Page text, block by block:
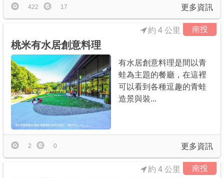
更多資訊
422 17
南投
桃米有水居創意料理
約 4 公里
有水居創意料理是間以青
蛙為主題的餐廳，在這裡
可以看到各種逗趣的青蛙
造景與裝...
更多資訊
2 0
南投
約 4 公里